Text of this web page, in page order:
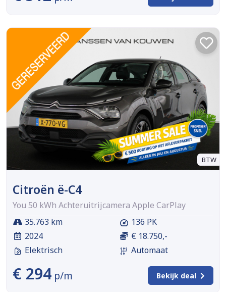
BTW
Citroën ë-C4
You 50 kWh Achteruitrijcamera Apple CarPlay
35.763 km
2024
Elektrisch
136 PK
€ 18.750,-
Automaat
€ 294 p/m Bekijk deal